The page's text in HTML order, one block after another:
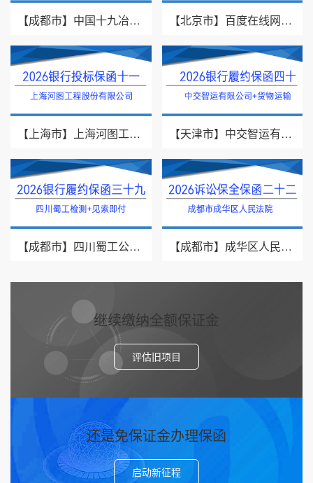
【成都市】中国十九冶集团有限公司/见索即付/2026年银行履约保函四十一 【北京市】百度在线网络技术（北京）有限公司/投标保函/2026银行投标保函十二
【上海市】上海河图工程股份有限公司/投标保函/2026银行投标保函十一 【天津市】中交智运有限公司/货物运输/2026年银行履约保函四十
【成都市】四川蜀工公路工程试验检测有限公司/2026年银行履约保函三十九 【成都市】成华区人民法院/借款纠纷/2026诉讼保全保函二十二
继续缴纳全额保证金
评估旧项目
还是免保证金办理保函
启动新征程